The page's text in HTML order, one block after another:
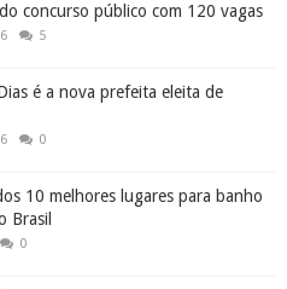
concurso público com 120 vagas
5
é a nova prefeita eleita de
0
10 melhores lugares para banho
Brasil
0